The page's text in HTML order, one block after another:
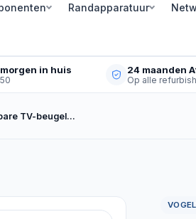
Randapparatuur
in huis 24 maanden
Op alle
TV-beugel…